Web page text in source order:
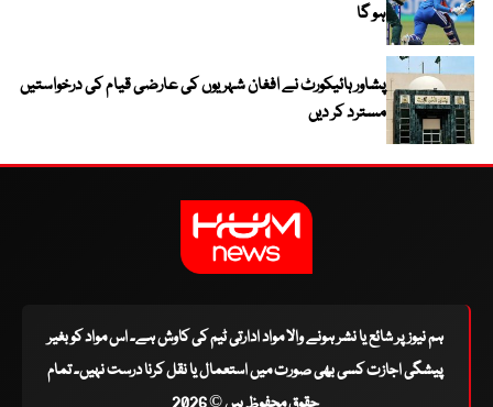
ہو گا
پشاور ہائیکورٹ نے افغان شہریوں کی عارضی قیام کی درخواستیں
مسترد کر دیں
ہم نیوز پر شائع یا نشر ہونے والا مواد ادارتی ٹیم کی کاوش ہے۔ اس مواد کو بغیر
پیشگی اجازت کسی بھی صورت میں استعمال یا نقل کرنا درست نہیں۔ تمام